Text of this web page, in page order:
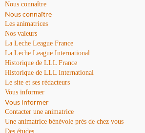
Nous connaître
Nous connaître
Les animatrices
Nos valeurs
La Leche League France
La Leche League International
Historique de LLL France
Historique de LLL International
Le site et ses rédacteurs
Vous informer
Vous informer
Contacter une animatrice
Une animatrice bénévole près de chez vous
Des études